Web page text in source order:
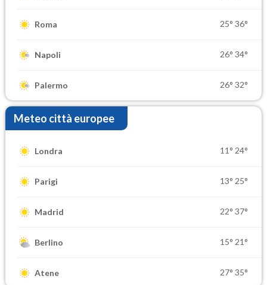
Roma 25° 36°
Napoli 26° 34°
Palermo 26° 32°
Meteo città europee
Londra 11° 24°
Parigi 13° 25°
Madrid 22° 37°
Berlino 15° 21°
Atene 27° 35°